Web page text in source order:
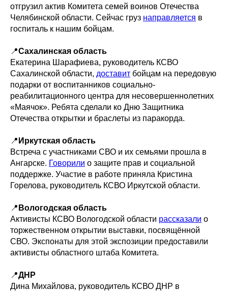
отгрузил актив Комитета семей воинов Отечества
Челябинской области. Сейчас груз направляется в
госпиталь к нашим бойцам.
📍Сахалинская область
Екатерина Шарафиева, руководитель КСВО
Сахалинской области, доставит бойцам на передовую
подарки от воспитанников социально-
реабилитационного центра для несовершеннолетних
«Маячок». Ребята сделали ко Дню Защитника
Отечества открытки и браслеты из паракорда.
📍 Иркутская область
Встреча с участниками СВО и их семьями прошла в
Ангарске. Говорили о защите прав и социальной
поддержке. Участие в работе приняла Кристина
Горелова, руководитель КСВО Иркутской области.
📍 Вологодская область
Активисты КСВО Вологодской области рассказали о
торжественном открытии выставки, посвящённой
СВО. Экспонаты для этой экспозиции предоставили
активисты областного штаба Комитета.
📍ДНР
Дина Михайлова, руководитель КСВО ДНР в